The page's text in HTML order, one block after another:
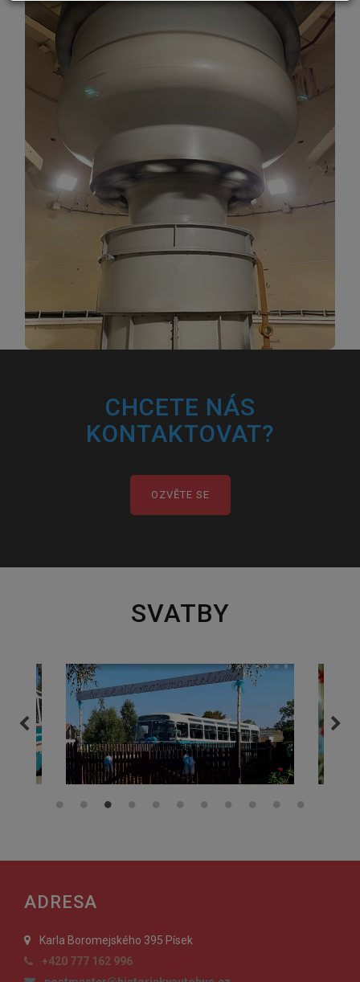
CHCETE NÁS
KONTAKTOVAT?
OZVĚTE SE
SVATBY
ADRESA
Karla Boromejského 395 Písek
+420 777 162 996